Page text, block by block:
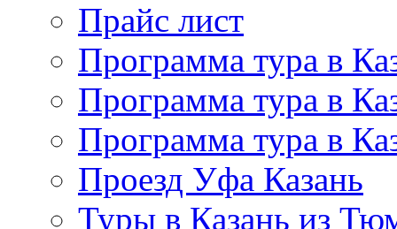
Прайс лист
Программа тура в
Программа тура в
Программа тура в
Проезд Уфа Казань
Туры в Казань из